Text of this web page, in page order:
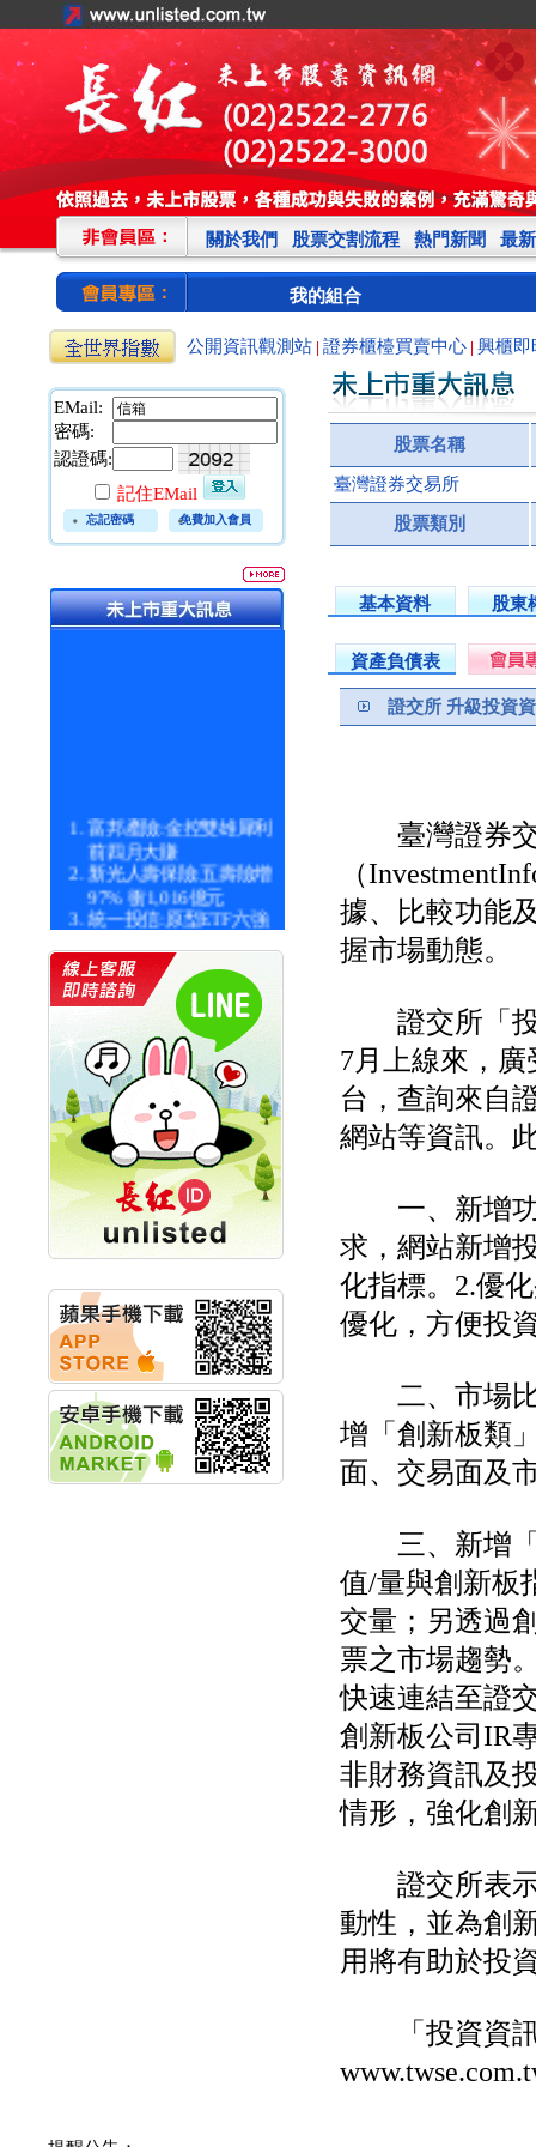
關於我們 股票交割流程 熱門新聞 最
我的組合
公開資訊觀測站 證券櫃檯買賣中心 興櫃即
EMail:
密碼:
認證碼:
記住EMail
忘記密碼 免費加入會員
富邦產險:金控雙雄犀利
前四月大賺
新光人壽保險:五壽險增
97% 衝1,016億元
統一投信:原型ETF六強
漲逾九成
統一投信:主動式ETF溢
價 被盯上
新光人壽保險:新壽Q1外
價金將達996億
宇辰系統科技:宇辰業績
創新高 啟動興櫃轉上櫃
計畫
明緯企業:明緯永續科技
競賽 以電源驅動善的力
量
秀育企業:秀育SHO-U儲
能系統 獲國內首張CNS
認證
聯博投信:聯博00404A
華旭先進:代重要子公司
碩通散熱股份有限公司
公告董事會通過發言人
及代理發
華旭先進:代重要子公司
碩通散熱股份有限公司
公告董事會決議發行員
工認股權
華旭先進:代重要子公司
資訊外流事宜
股票名稱
臺灣證券交易所
股票類別
基本資料 股東
資產負債表
證交所 升級投資
臺灣證券交
（
據、比較功能
握市場動態。
證交所「投
7月上線來，
台，查詢來自
網站等資訊。
一、新增功
求，網站新增
化指標。2.優
優化，方便投
二、市場比
增「創新板類
面、交易面及
三、新增「
值/量與創新板
交量；另透過
票之市場趨勢
快速連結至證
創新板公司IR
非財務資訊及
情形，強化創
證交所表示
動性，並為創
用將有助於投
「投資資訊